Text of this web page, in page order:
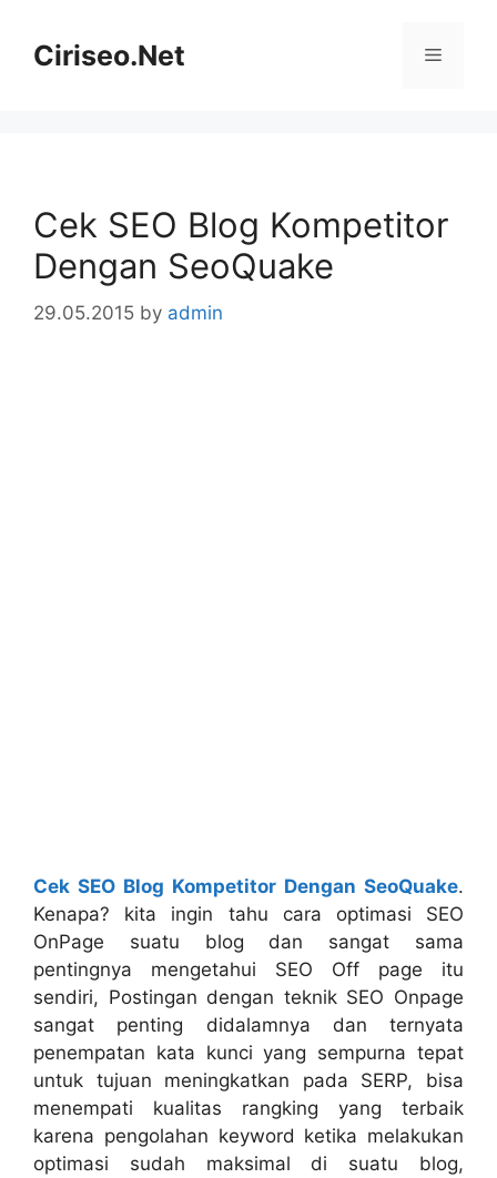
contentCiriseo.Net Menu
Cek SEO Blog Kompetitor
Dengan SeoQuake
29.05.2015 by admin
Cek SEO Blog Kompetitor Dengan SeoQuake.
Kenapa? kita ingin tahu cara optimasi SEO
OnPage suatu blog dan sangat sama
pentingnya mengetahui SEO Off page itu
sendiri, Postingan dengan teknik SEO Onpage
sangat penting didalamnya dan ternyata
penempatan kata kunci yang sempurna tepat
untuk tujuan meningkatkan pada SERP, bisa
menempati kualitas rangking yang terbaik
karena pengolahan keyword ketika melakukan
optimasi sudah maksimal di suatu blog,